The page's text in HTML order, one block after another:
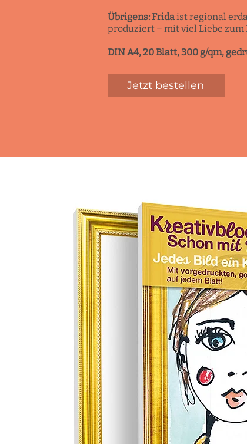
Übrigens: Fridaist regional
produziert – mit viel Liebe zum
DIN A4, 20 Blatt, 300 g/qm,
Jetzt bestellen